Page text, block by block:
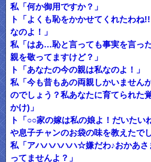
私「何か御用ですか？」
ト「よくも恥をかかせてくれたわね
なのよ！」
私「はあ…恥と言っても事実を言っ
親を敬ってますけど？」
ト「あなたの今の親は私なのよ！」
私「今も昔もあの両親しかいません
のでしょう？私あなたに育てられた
かけ)」
ト「○○家の嫁は私の娘よ！だいたい
や息子チャンのお袋の味を教えたで
私「アハハハハハ☆嫌だわ♪おかあ
ってませんよ？」